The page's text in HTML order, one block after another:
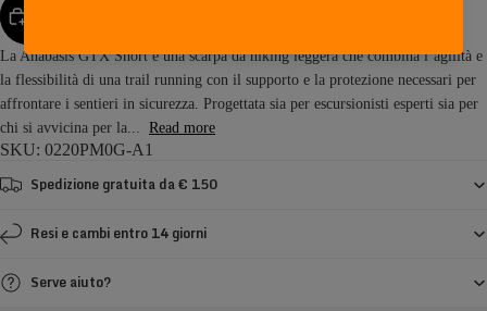
La Anabasis GTX Short è una scarpa da hiking leggera che combina l’agilità e
la flessibilità di una trail running con il supporto e la protezione necessari per
affrontare i sentieri in sicurezza. Progettata sia per escursionisti esperti sia per
chi si avvicina per la... Read more
SKU: 0220PM0G-A1
Spedizione gratuita da € 150
Resi e cambi entro 14 giorni
Serve aiuto?